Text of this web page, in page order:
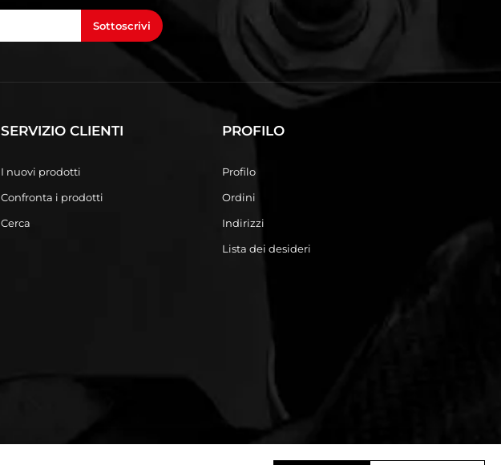
Sottoscrivi
SERVIZIO CLIENTI
I nuovi prodotti
Confronta i prodotti
Cerca
PROFILO
Profilo
Ordini
Indirizzi
Lista dei desideri